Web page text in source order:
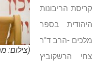
(צילום:
קריסת הריבונות
היהודית בספר
מלכים -הרב ד"ר
צחי הרשקוביץ